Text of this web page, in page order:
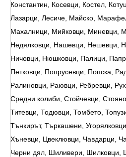
Константин, Косевци, Костел,
Лазарци, Лесиче, Майско,
Махалници, Мийковци, Миневци,
Недялковци, Нашевци, Нешевци,
Ничовци, Нюшковци, Палици,
Петковци, Попрусевци, Попска,
Ралиновци, Раювци, Ребревци,
Средни колиби, Стойчевци,
Титевци, Тодювци, Томбето,
Тънкирът, Търкашени,
Хъневци, Цвеклювци, Чавдарци,
Черни дял, Шиливери, Шилковци,